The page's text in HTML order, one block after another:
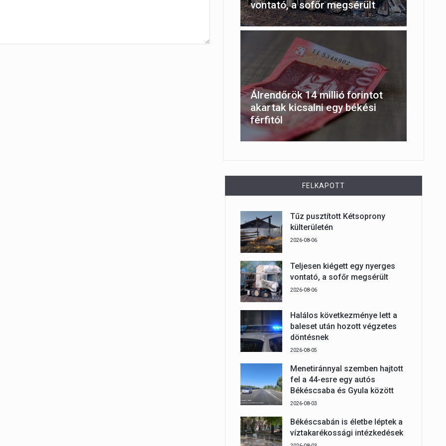
vontató, a sofőr megsérült
Álrendőrök 14 millió forintot
akartak kicsalni egy békési
férfitól
FELKAPOTT
Tűz pusztított Kétsoprony
külterületén
2026-08-06
Teljesen kiégett egy nyerges
vontató, a sofőr megsérült
2026-08-06
Halálos következménye lett a
baleset után hozott végzetes
döntésnek
2026-08-05
Menetiránnyal szemben hajtott
fel a 44-esre egy autós
Békéscsaba és Gyula között
2026-08-03
Békéscsabán is életbe léptek a
víztakarékossági intézkedések